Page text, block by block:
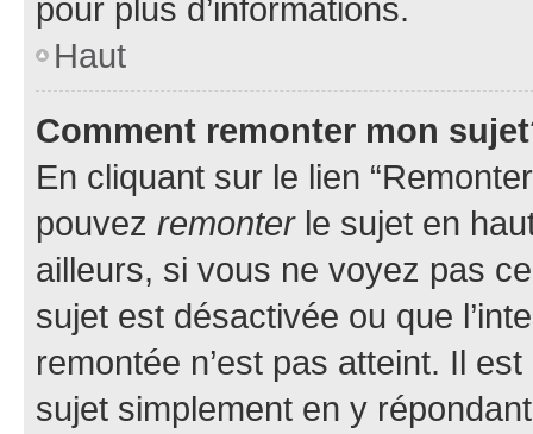
pour plus d’informations.
Haut
Comment remonter mon
En cliquant sur le lien
pouvez remonterle sujet en
ailleurs, si vous ne voyez pas
sujet est désactivée ou que
remontée n’est pas atteint. Il
sujet simplement en y